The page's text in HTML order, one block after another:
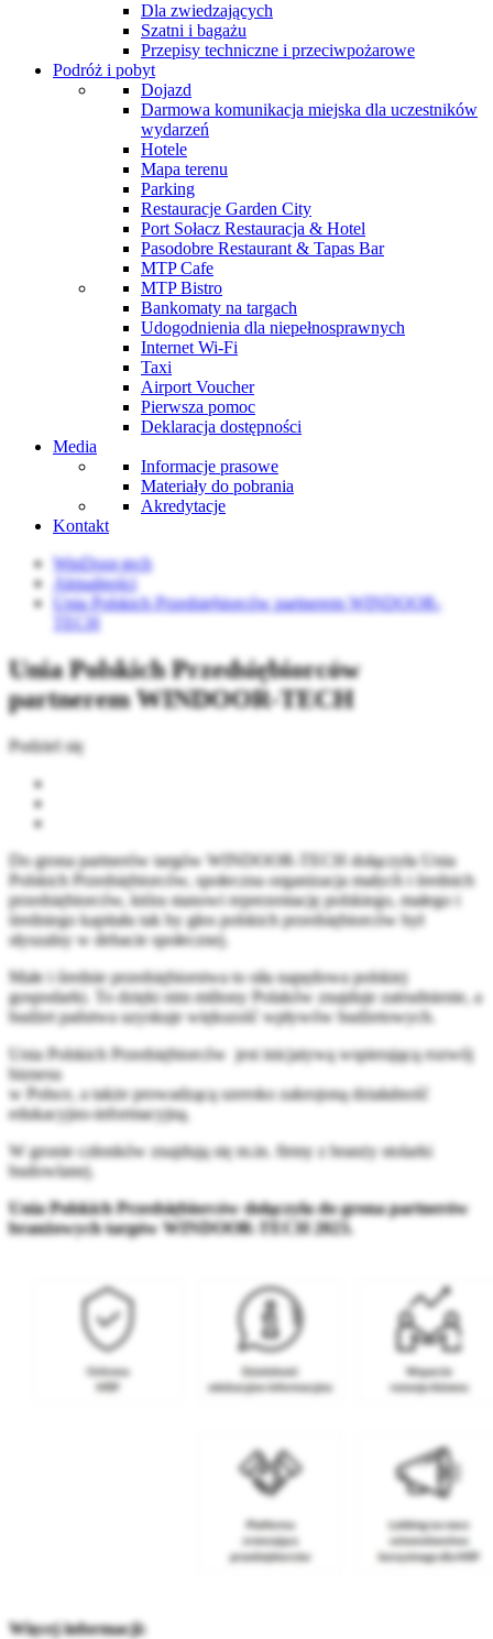
Dla zwiedzających
Szatni i bagażu
Przepisy techniczne i przeciwpożarowe
Podróż i pobyt
Dojazd
Darmowa komunikacja miejska dla uczestników
wydarzeń
Hotele
Mapa terenu
Parking
Restauracje Garden City
Port Sołacz Restauracja & Hotel
Pasodobre Restaurant & Tapas Bar
MTP Cafe
MTP Bistro
Bankomaty na targach
Udogodnienia dla niepełnosprawnych
Internet Wi-Fi
Taxi
Airport Voucher
Pierwsza pomoc
Deklaracja dostępności
Media
Informacje prasowe
Materiały do pobrania
Akredytacje
Kontakt
WinDoor-tech
Aktualności
Unia Polskich Przedsiębiorców partnerem WINDOOR-
TECH
Unia Polskich Przedsiębiorców
partnerem WINDOOR-TECH
Podziel się
Do grona partnerów targów WINDOOR-TECH dołączyła Unia
Polskich Przedsiębiorców, społeczna organizacja małych i średnich
przedsiębiorców, która stanowi reprezentację polskiego, małego i
średniego kapitału tak by głos polskich przedsiębiorców był
słyszalny w debacie społecznej.
Małe i średnie przedsiębiorstwa to siła napędowa polskiej
gospodarki. To dzięki nim miliony Polaków znajduje zatrudnienie, a
budżet państwa uzyskuje większość wpływów budżetowych.
Unia Polskich Przedsiębiorców jest inicjatywą wspierającą rozwój
biznesu
w Polsce, a także prowadzącą szeroko zakrojoną działalność
edukacyjno-informacyjną.
W gronie członków znajdują się m.in. firmy z branży stolarki
budowlanej.
Unia Polskich Przedsiębiorców dołączyła do grona partnerów
branżowych targów WINDOOR-TECH 2023.
Więcej informacji: